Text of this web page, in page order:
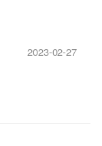
2023-02-27